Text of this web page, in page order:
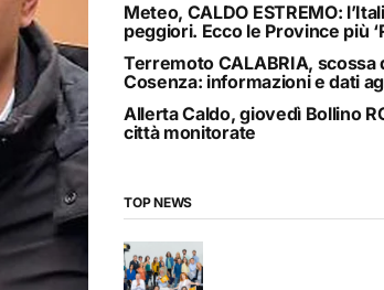
Meteo, CALDO ESTREMO:
peggiori. Ecco le Province più
Terremoto CALABRIA, scossa
Cosenza: informazioni e dati
Allerta Caldo, giovedì Bollino
città monitorate
TOP NEWS